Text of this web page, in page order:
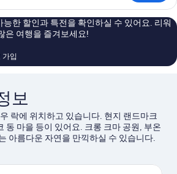
능한 할인과 특전을 확인하실 수 있어요. 리워
은 여행을 즐겨보세요!
가입
보
락에 위치하고 있습니다. 현지 랜드마크
동 마을 등이 있어요. 크롱 크마 공원, 부온
아름다운 자연을 만끽하실 수 있습니다.
킹/바이킹 같은 야외 활동도 즐겨보세요.